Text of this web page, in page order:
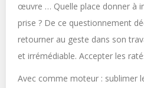
œuvre … Quelle place donner à
prise ? De ce questionnement
retourner au geste dans son
et irrémédiable. Accepter les
Avec comme moteur : sublimer